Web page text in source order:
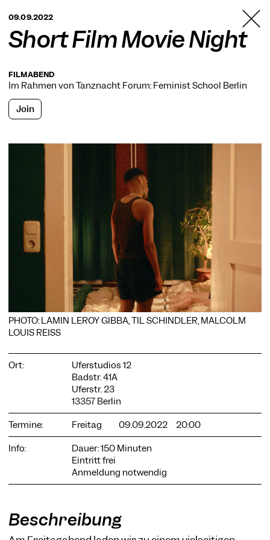
BERLIN
09.09.2022
Short Film Movie Night
FILMABEND
Im Rahmen von Tanznacht Forum: Feminist School Berlin
Join
PHOTO: LAMIN LEROY GIBBA, TIL SCHINDLER, MALCOLM
LOUIS REISS
Ort:
Uferstudios 12
Badstr. 41A
Uferstr. 23
13357 Berlin
Termine:
Freitag 09.09.2022
20:00
Info:
Dauer: 150 Minuten
Eintritt frei
Anmeldung notwendig
Beschreibung
COOKIE-EINSTELLUNGEN
Wir verwenden Cookies und Inhalte externer Anbieter auf
unserer Website. Notwendige Cookies sind essenziell, damit
Sie die Website nutzen können. Andere Cookies helfen uns,
die Website weiterzuentwickeln. Sie können Ihre Einwilligung
jederzeit widerrufen. Bitte besuchen Sie unsere
können Sie auswählen, welche Technologien Sie zulassen
möchten.
Notwendige Cookies
Externe Medien
Nur notwendige Alle akzeptieren